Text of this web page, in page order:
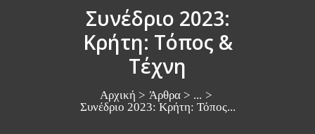
Συνέδριο 2023:
Κρήτη: Τόπος &
Τέχνη
Αρχική Άρθρα
...
Συνέδριο 2023: Κρήτη: Τόπος...
ΠΡΟΓΡΑΜΜΑΤΑ
ΔΡΑΣΕΙΣ
ΜΕΤΑΚΙΝΗΣΕΙΣ
ΕΠΙΚΟΙΝΩΝΙΑ